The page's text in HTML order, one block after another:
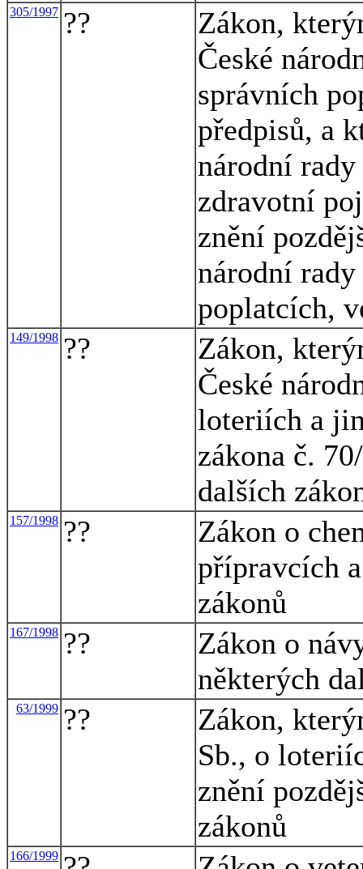
305/1997 ??
Zákon,
České
správních
předpisů, a
národní rady
zdravotní
znění
národní
poplatcích,
149/1998 ??
Zákon,
České
loteriích a
zákona č.
dalších
157/1998 ??
Zákon o
přípravcích
zákonů
167/1998 ??
Zákon o
některých
63/1999 ??
Zákon,
Sb., o
znění
zákonů
166/1999